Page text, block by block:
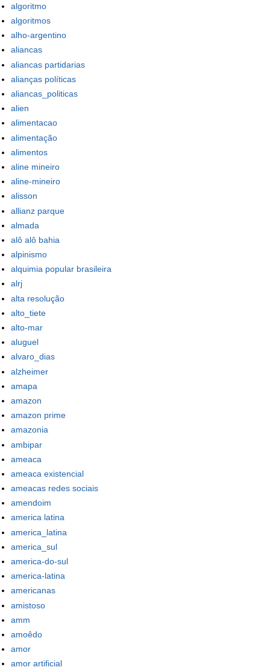
algoritmo
algoritmos
alho-argentino
aliancas
aliancas partidarias
alianças políticas
aliancas_politicas
alien
alimentacao
alimentação
alimentos
aline mineiro
aline-mineiro
alisson
allianz parque
almada
alô alô bahia
alpinismo
alquimia popular brasileira
alrj
alta resolução
alto_tiete
alto-mar
aluguel
alvaro_dias
alzheimer
amapa
amazon
amazon prime
amazonia
ambipar
ameaca
ameaca existencial
ameacas redes sociais
amendoim
america latina
america_latina
america_sul
america-do-sul
america-latina
americanas
amistoso
amm
amoêdo
amor
amor artificial